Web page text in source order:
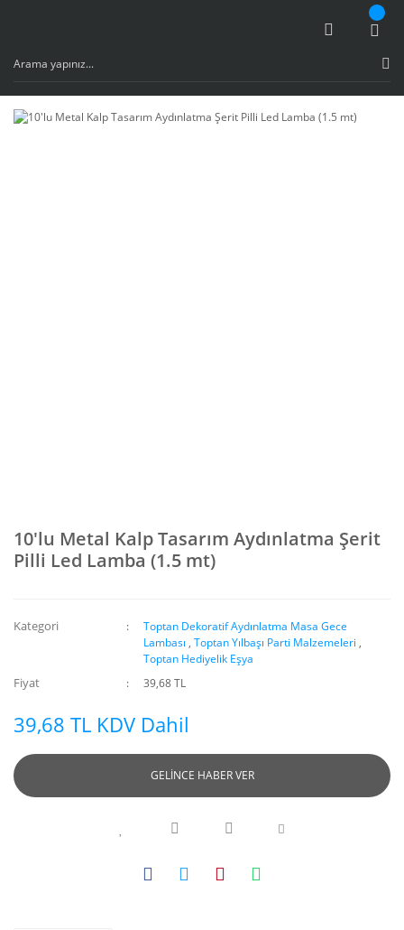
10'lu Metal Kalp Tasarım Aydınlatma Şerit
Pilli Led Lamba (1.5 mt)
Kategori
Toptan Dekoratif Aydınlatma Masa Gece
Lambası ,Toptan Yılbaşı Parti Malzemeleri ,
Toptan Hediyelik Eşya
Fiyat 39,68 TL
39,68 TL KDV Dahil
GELİNCE HABER VER